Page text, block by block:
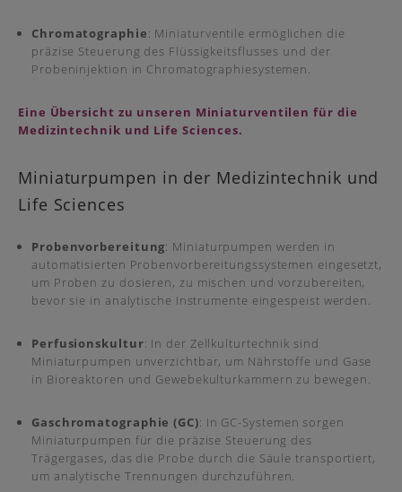
Chromatographie: Miniaturventile ermöglichen die
präzise Steuerung des Flüssigkeitsflusses und der
Probeninjektion in Chromatographiesystemen.
Eine Übersicht zu unseren Miniaturventilen für die
Medizintechnik und Life Sciences.
Miniaturpumpen in der Medizintechnik und
Life Sciences
Probenvorbereitung: Miniaturpumpen werden in
automatisierten Probenvorbereitungssystemen eingesetzt,
um Proben zu dosieren, zu mischen und vorzubereiten,
bevor sie in analytische Instrumente eingespeist werden.
Perfusionskultur: In der Zellkulturtechnik sind
Miniaturpumpen unverzichtbar, um Nährstoffe und Gase
in Bioreaktoren und Gewebekulturkammern zu bewegen.
Gaschromatographie (GC): In GC-Systemen sorgen
Miniaturpumpen für die präzise Steuerung des
Trägergases, das die Probe durch die Säule transportiert,
um analytische Trennungen durchzuführen.